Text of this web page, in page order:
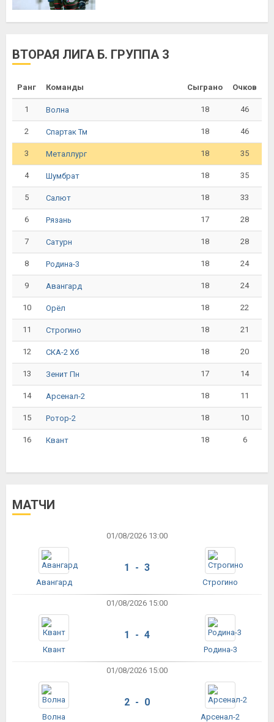
ВТОРАЯ ЛИГА Б. ГРУППА 3
Ранг Команды Сыграно Очков
1 Волна 18 46
2 Спартак Тм 18 46
3 Металлург 18 35
4 Шумбрат 18 35
5 Салют 18 33
6 Рязань 17 28
7 Сатурн 18 28
8 Родина-3 18 24
9 Авангард 18 24
10 Орёл 18 22
11 Строгино 18 21
12 СКА-2 Хб 18 20
13 Зенит Пн 17 14
14 Арсенал-2 18 11
15 Ротор-2 18 10
16 Квант 18 6
МАТЧИ
01/08/2026 13:00
Авангард
1 - 3
Строгино
01/08/2026 15:00
Квант
1 - 4
Родина-3
01/08/2026 15:00
Волна
2 - 0
Арсенал-2